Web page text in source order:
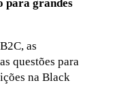
para grandes
as
questões para
na Black